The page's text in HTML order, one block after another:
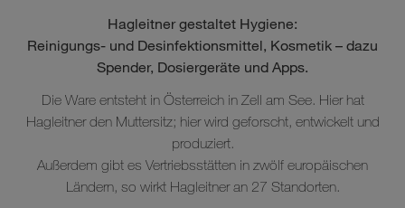
Hagleitner gestaltet Hygiene:
Reinigungs- und Desinfektionsmittel, Kosmetik – dazu
Spender, Dosiergeräte und Apps.
Die Ware entsteht in Österreich in Zell am See. Hier hat
Hagleitner den Muttersitz; hier wird geforscht, entwickelt und
produziert.
Außerdem gibt es Vertriebsstätten in zwölf europäischen
Ländern, so wirkt Hagleitner an 27 Standorten.